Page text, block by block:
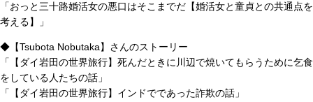
「おっと三十路婚活女の悪口はそこまでだ【婚活女と童貞との共通点を
考える】」
◆【Tsubota Nobutaka】さんのストーリー
「【ダイ岩田の世界旅行】死んだときに川辺で焼いてもらうために乞食
をしている人たちの話」
「【ダイ岩田の世界旅行】インドでであった詐欺の話」